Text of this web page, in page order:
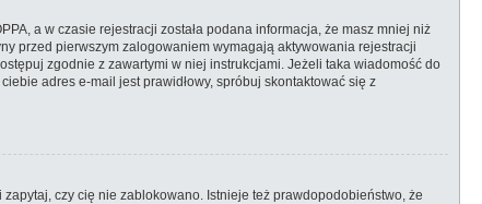
a w czasie rejestracji została podana informacja, że masz mniej niż
przed pierwszym zalogowaniem wymagają aktywowania rejestracji
zgodnie z zawartymi w niej instrukcjami. Jeżeli taka wiadomość do
adres e-mail jest prawidłowy, spróbuj skontaktować się z
czy cię nie zablokowano. Istnieje też prawdopodobieństwo, że